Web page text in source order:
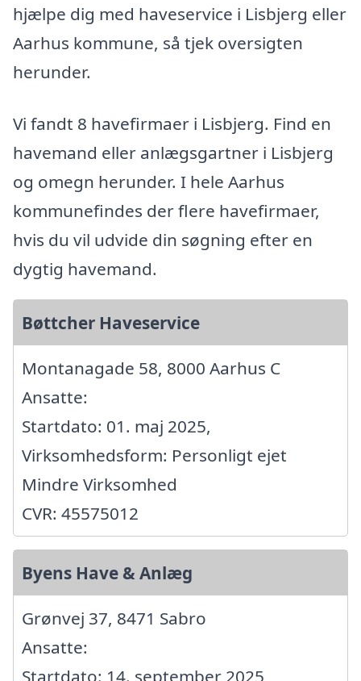
hjælpe dig med haveservice i Lisbjerg eller
Aarhus kommune, så tjek oversigten
herunder.
Vi fandt 8 havefirmaer i Lisbjerg. Find en
havemand eller anlægsgartner i Lisbjerg
og omegn herunder. I hele Aarhus
kommunefindes der flere havefirmaer,
hvis du vil udvide din søgning efter en
dygtig havemand.
Bøttcher Haveservice
Montanagade 58, 8000 Aarhus C
Ansatte:
Startdato: 01. maj 2025,
Virksomhedsform: Personligt ejet
Mindre Virksomhed
CVR: 45575012
Byens Have & Anlæg
Grønvej 37, 8471 Sabro
Ansatte:
Startdato: 14. september 2025,